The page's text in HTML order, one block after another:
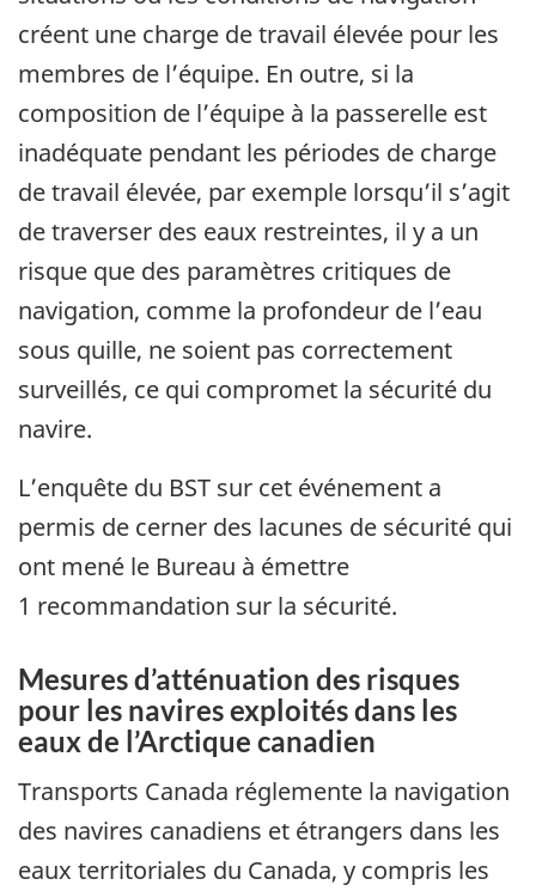
créent une charge de travail élevée pour les
membres de l’équipe. En outre, si la
composition de l’équipe à la passerelle est
inadéquate pendant les périodes de charge
de travail élevée, par exemple lorsqu’il s’agit
de traverser des eaux restreintes, il y a un
risque que des paramètres critiques de
navigation, comme la profondeur de l’eau
sous quille, ne soient pas correctement
surveillés, ce qui compromet la sécurité du
navire.
L’enquête du BST sur cet événement a
permis de cerner des lacunes de sécurité qui
ont mené le Bureau à émettre
1 recommandation sur la sécurité.
Mesures d’atténuation des risques
pour les navires exploités dans les
eaux de l’Arctique canadien
Transports Canada réglemente la navigation
des navires canadiens et étrangers dans les
eaux territoriales du Canada, y compris les